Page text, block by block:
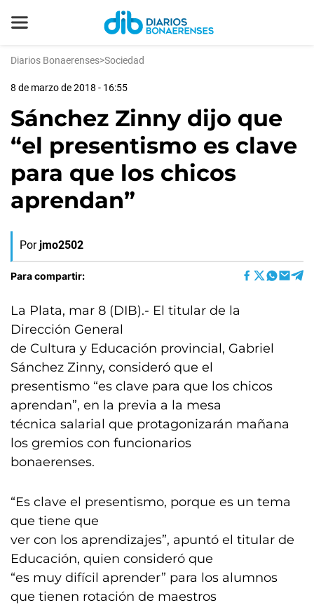
Diarios Bonaerenses>Sociedad
8 de marzo de 2018 - 16:55
Sánchez Zinny dijo que
“el presentismo es clave
para que los chicos
aprendan”
Por jmo2502
Para compartir:
La Plata, mar 8 (DIB).- El titular de la
Dirección General
de Cultura y Educación provincial, Gabriel
Sánchez Zinny, consideró que el
presentismo “es clave para que los chicos
aprendan”, en la previa a la mesa
técnica salarial que protagonizarán mañana
los gremios con funcionarios
bonaerenses.
“Es clave el presentismo, porque es un tema
que tiene que
ver con los aprendizajes”, apuntó el titular de
Educación, quien consideró que
“es muy difícil aprender” para los alumnos
que tienen rotación de maestros